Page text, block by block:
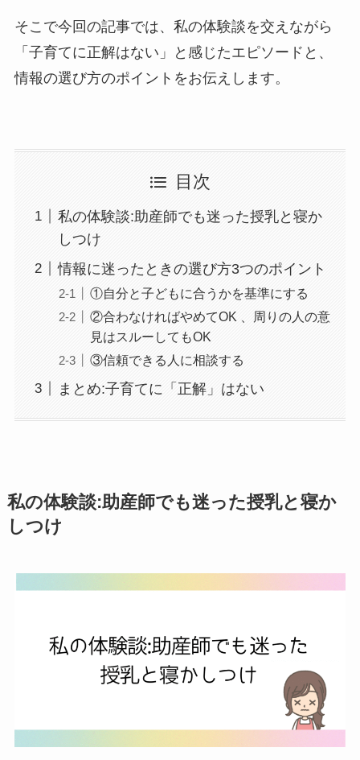
そこで今回の記事では、私の体験談を交えながら
「子育てに正解はない」と感じたエピソードと、
情報の選び方のポイントをお伝えします。
目次
私の体験談:助産師でも迷った授乳と寝か
しつけ
情報に迷ったときの選び方3つのポイント
①自分と子どもに合うかを基準にする
②合わなければやめてOK 、周りの人の意
見はスルーしてもOK
③信頼できる人に相談する
まとめ:子育てに「正解」はない
私の体験談:助産師でも迷った授乳と寝か
しつけ